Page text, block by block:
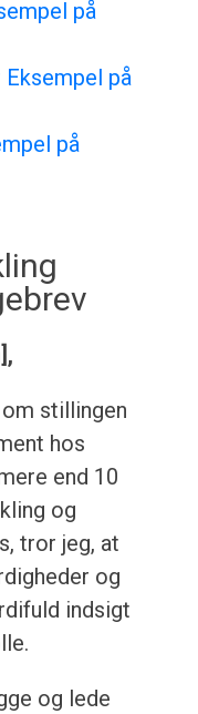
på
på
på
stillingen
hos
end 10
og
tror jeg, at
og
indsigt
og lede